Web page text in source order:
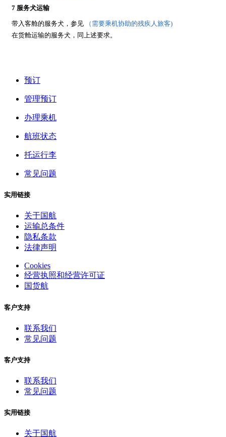
7 服务犬运输
带入客舱的服务犬，参见 （需要乘机协助的残疾人旅客)
在货舱运输的服务犬，同上述要求。
预订
管理预订
办理乘机
航班状态
托运行李
常见问题
实用链接
关于国航
运输总条件
隐私条款
法律声明
Cookies
经营执照和经营许可证
国货航
客户支持
联系我们
常见问题
客户支持
联系我们
常见问题
实用链接
关于国航